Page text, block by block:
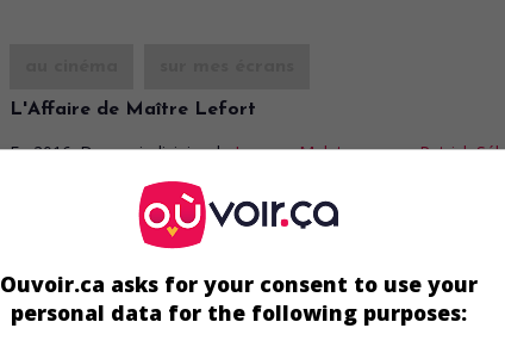
L'Affaire de Maître Lefort
Fr. 2016. Drame judiciairede Jacques Malaterre avec Patrick
,Éric Dupond-Moretti
femme, un riche homme d'affaires retient les services d'une star
barreau parisien, plutôt que ceux de son ami d'enfance, modeste
avocat de province.
Durée: 93 min.
Ouvoir.ca asks for your consent to use your
personal data for the following purposes: